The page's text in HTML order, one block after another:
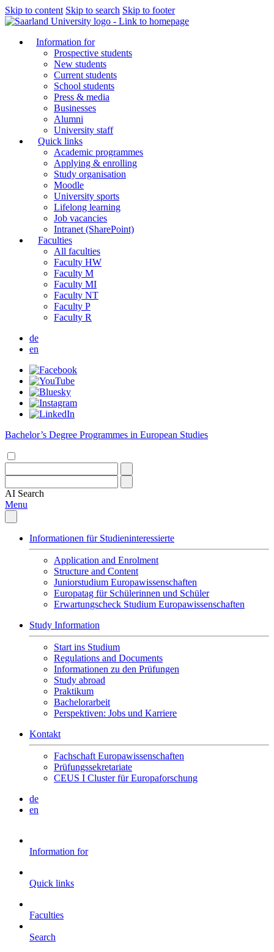
Skip to content Skip to search Skip to footer
Information for
Prospective students
New students
Current students
School students
Press & media
Businesses
Alumni
University staff
Quick links
Academic programmes
Applying & enrolling
Study organisation
Moodle
University sports
Lifelong learning
Job vacancies
Intranet (SharePoint)
Faculties
All faculties
Faculty HW
Faculty M
Faculty MI
Faculty NT
Faculty P
Faculty R
de
en
Bachelor’s Degree Programmes in European Studies
AI Search
Menu
Informationen für Studieninteressierte
Application and Enrolment
Structure and Content
Juniorstudium Europawissenschaften
Europatag für Schülerinnen und Schüler
Erwartungscheck Studium Europawissenschaften
Study Information
Start ins Studium
Regulations and Documents
Informationen zu den Prüfungen
Study abroad
Praktikum
Bachelorarbeit
Perspektiven: Jobs und Karriere
Kontakt
Fachschaft Europawissenschaften
Prüfungssekretariate
CEUS I Cluster für Europaforschung
de
en
Information for
Quick links
Faculties
Search